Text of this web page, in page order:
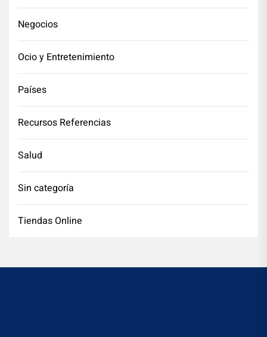
Negocios
Ocio y Entretenimiento
Países
Recursos Referencias
Salud
Sin categoría
Tiendas Online